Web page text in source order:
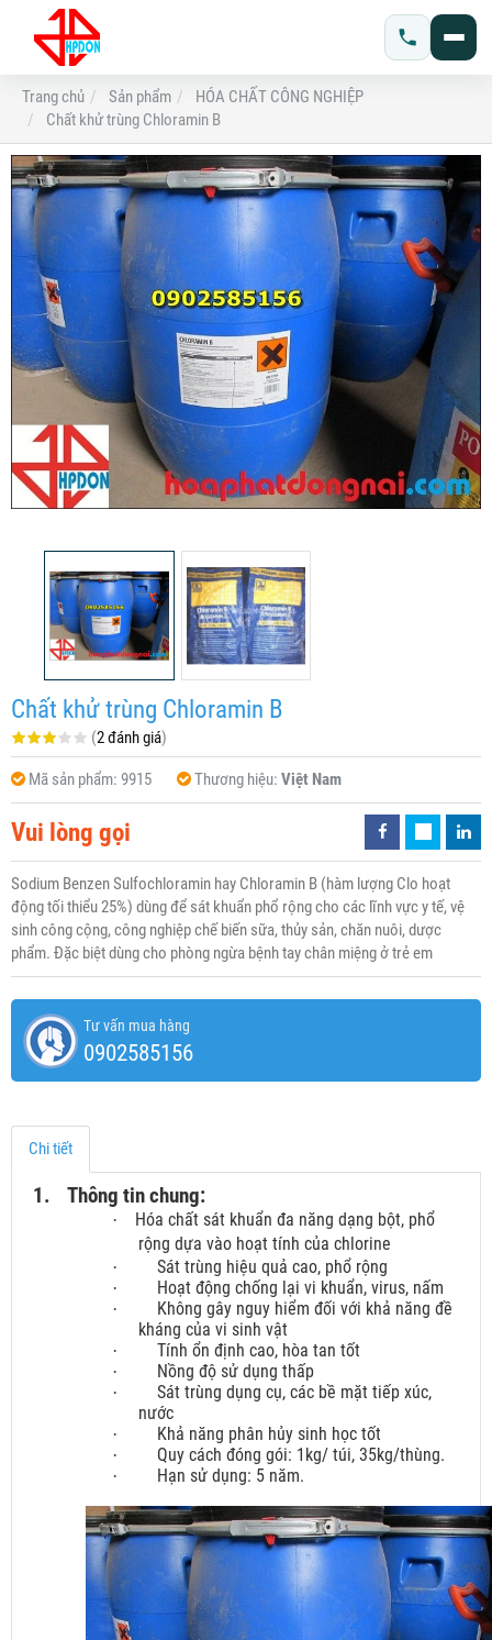
Trang chủ Sản phẩm
HÓA CHẤT CÔNG NGHIỆP
Chất khử trùng Chloramin B
Chất khử trùng Chloramin B
(2 đánh giá)
Mã sản phẩm: 9915 Thương hiệu: Việt Nam
Vui lòng gọi
Sodium Benzen Sulfochloramin hay Chloramin B (hàm lượng Clo hoạt
động tối thiểu 25%) dùng để sát khuẩn phổ rộng cho các lĩnh vực y tế, vệ
sinh công cộng, công nghiệp chế biến sữa, thủy sản, chăn nuôi, dược
phẩm. Đặc biệt dùng cho phòng ngừa bệnh tay chân miệng ở trẻ em
Tư vấn mua hàng
0902585156
Chi tiết
1. Thông tin chung:
·
Hóa chất sát khuẩn đa năng dạng bột, phổ
rộng dựa vào hoạt tính của chlorine
· Sát trùng hiệu quả cao, phổ rộng
· Hoạt động chống lại vi khuẩn, virus, nấm
·
Không gây nguy hiểm đối với khả năng đề
kháng của vi sinh vật
· Tính ổn định cao, hòa tan tốt
· Nồng độ sử dụng thấp
·
Sát trùng dụng cụ, các bề mặt tiếp xúc,
nước
· Khả năng phân hủy sinh học tốt
· Quy cách đóng gói: 1kg/ túi, 35kg/thùng.
· Hạn sử dụng: 5 năm.